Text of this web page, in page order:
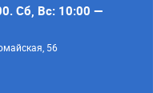
Сб, Вс: 10:00 —
56